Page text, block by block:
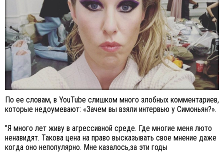
По ее словам, в YouTube слишком много злобных комментариев,
которые недоумевают: «Зачем вы взяли интервью у Симоньян?».
"Я много лет живу в агрессивной среде. Где многие меня люто
ненавидят. Такова цена на право высказывать свое мнение даже
когда оно непопулярно. Мне казалось,за эти годы